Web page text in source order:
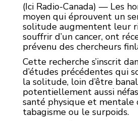
(Ici Radio-Canada) — Les
moyen qui éprouvent un
solitude augmentent leur
souffrir d’un cancer, ont
prévenu des chercheurs
Cette recherche s’inscrit
d’études précédentes qui
la solitude, loin d’être
potentiellement aussi
santé physique et mentale
tabagisme ou le surpoids.